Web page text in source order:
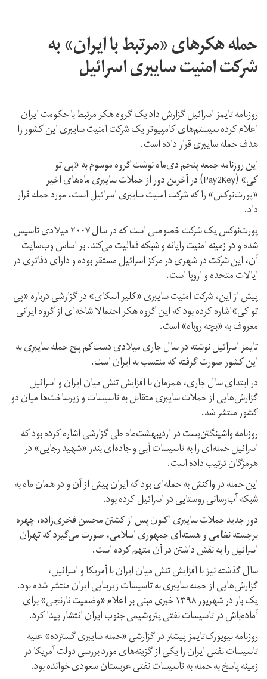
حمله هکرهای «مرتبط با ایران» به
شرکت امنیت سایبری اسرائیل
روزنامه تایمز اسرائیل گزارش داد یک گروه هکر مرتبط با حکومت ایران
اعلام کرده سیستم‌های کامپیوتر یک شرکت امنیت سایبری این کشور را
هدف حمله سایبری قرار داده است.
این روزنامه جمعه پنجم دی‌ماه نوشت گروه موسوم به «پی‌ تو
کی» (Pay2Key) در آخرین دور از حملات سایبری ماه‌های اخیر
«پورت‌نوکس» را که شرکت امنیت سایبری اسرائیل است، مورد حمله قرار
داد.
پورت‌نوکس یک شرکت خصوصی است که در سال ۲۰۰۷ میلادی تاسیس
شده و در زمینه امنیت رایانه و شبکه فعالیت می‌کند. بر اساس وب‌سایت
آن، این شرکت در شهری در مرکز اسرائیل مستقر بوده و دارای دفاتری در
ایالات متحده و اروپا است.
پیش از این، شرکت امنیت سایبری «کلیر اسکای» در گزارشی درباره «پی
تو کی»اشاره کرده بود که این گروه هکر احتمالا شاخه‌ای از گروه ایرانی
معروف به «بچه روباه» ‌است.
تایمز اسرائیل نوشته در سال جاری میلادی دست‌کم پنج حمله سایبری به
این کشور صورت گرفته که منتسب به ایران است.
در ابتدای سال جاری، همزمان با افزایش تنش میان ایران و اسرائیل
گزارش‌هایی از حملات سایبری متقابل به تاسیسات و زیرساخت‌ها میان دو
کشور منتشر شد.
روزنامه واشینگتن‌پست در اردیبهشت‌ماه طی گزارشی اشاره کرده بود که
اسرائیل حمله‌ای را به تاسیسات آبی و جاده‌ای بندر «شهید رجایی» در
هرمزگان ترتیب داده است.
این حمله در واکنش به حمله‌ای بود که ایران پیش از آن و در همان ماه به
شبکه آب‌رسانی روستایی در اسرائیل کرده بود.
دور جدید حملات سایبری اکنون پس از کشتن محسن فخری‌زاده،‌ چهره
برجسته نظامی و هسته‌ای جمهوری اسلامی، صورت می‌گیرد که تهران
اسرائیل را به نقش داشتن در آن متهم کرده است.
سال گذشته نیز با افزایش تنش میان ایران با آمریکا و اسرائیل،
گزارش‌هایی از حمله سایبری به تاسیسات زیربنایی ایران منتشر شده بود.
یک بار در شهریور ۱۳۹۸ خبری مبنی بر اعلام «وضعیت نارنجی» برای
آماده‌باش در تاسیسات نفتی پتروشیمی جنوب ایران انتشار پیدا کرد.
روزنامه نیویورک‌تایمز پیشتر در گزارشی «حمله سایبری گسترده» علیه
تاسیسات نفتی ایران را یکی از گزینه‌های مورد بررسی دولت آمریکا در
زمینه پاسخ به حمله به تاسیسات نفتی عربستان سعودی خوانده بود.